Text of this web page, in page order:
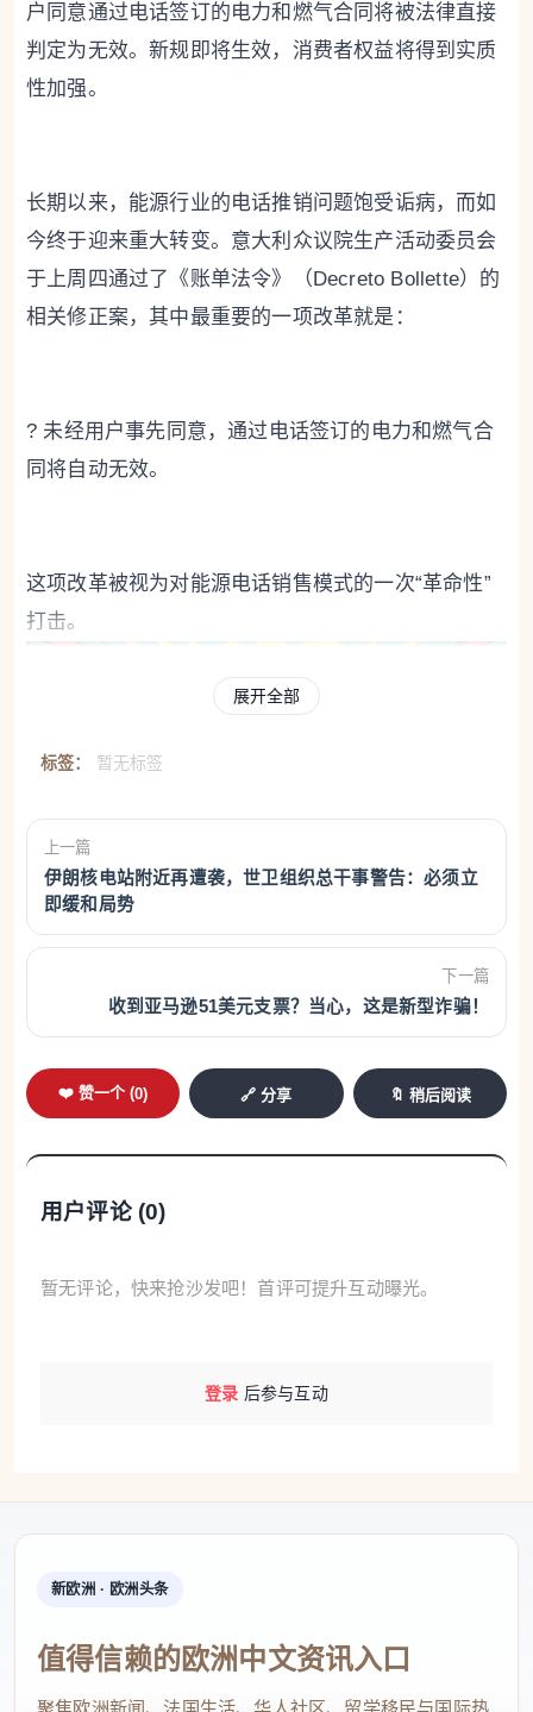
户同意通过电话签订的电力和燃气合同将被法律直接
判定为无效。新规即将生效，消费者权益将得到实质
性加强。
长期以来，能源行业的电话推销问题饱受诟病，而如
今终于迎来重大转变。意大利众议院生产活动委员会
于上周四通过了《账单法令》（Decreto Bollette）的
相关修正案，其中最重要的一项改革就是：
? 未经用户事先同意，通过电话签订的电力和燃气合
同将自动无效。
这项改革被视为对能源电话销售模式的一次“革命性”
打击。
过去，即使监管不断加强，消费者仍然可能在接到一
通电话后，不知不觉被更换了能源供应商：
对方通过诱导提问让你说出“是（Si）”
然后剪辑录音作为“同意”的证据
而现在，新规将从根本上终结这一乱象：
? 没有事先明确同意，合同从一开始就是无效的（视
同不存在）。
该规定已写入《消费者法典》（2005年第206号法
单一句话总结：
展开全部
标签： 暂无标签
上一篇
伊朗核电站附近再遭袭，世卫组织总干事警告：必须立
即缓和局势
下一篇
收到亚马逊51美元支票？当心，这是新型诈骗！
❤️ 赞一个 (0) 🔗 分享 🔖 稍后阅读
用户评论 (0)
暂无评论，快来抢沙发吧！首评可提升互动曝光。
登录 后参与互动
新欧洲 · 欧洲头条
值得信赖的欧洲中文资讯入口